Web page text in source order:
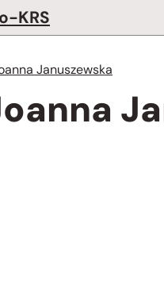
KRS
Januszewska